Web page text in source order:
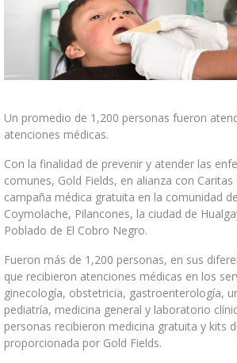
PROPUESTA DE VALOR
ENTRENAMIENTO Y DESEMPEÑO
DIVERSIDAD E INCLUSIÓN
PROVEEDORES
CADENA DE SUMINISTRO
PROVEEDORES LOCALES
CONTÁCTANOS
Línea Ética - Telf. Gratuito: 0800 547
offs.com
Un promedio de 1,200 personas fueron
atenciones médicas.
Con la finalidad de prevenir y atender las
comunes, Gold Fields, en alianza con
campaña médica gratuita en la comunidad
Coymolache, Pilancones, la ciudad de
Poblado de El Cobro Negro.
Fueron más de 1,200 personas, en sus
que recibieron atenciones médicas en los
ginecología, obstetricia, gastroenterología,
pediatría, medicina general y laboratorio
personas recibieron medicina gratuita y kits
proporcionada por Gold Fields.